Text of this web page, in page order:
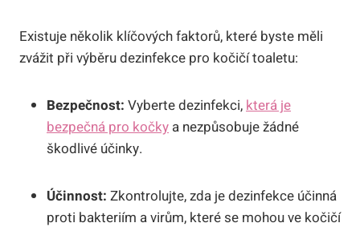
Existuje několik klíčových faktorů, které byste měli
zvážit při výběru dezinfekce pro kočičí toaletu:
Bezpečnost: Vyberte dezinfekci, která je
bezpečná pro kočky a nezpůsobuje žádné
škodlivé účinky.
Účinnost: Zkontrolujte, zda je dezinfekce účinná
proti bakteriím a virům, které se mohou ve kočičí